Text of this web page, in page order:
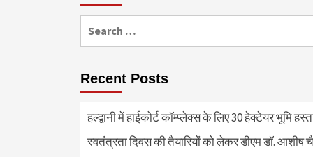
for:
Recent Posts
हल्द्वानी में हाईकोर्ट कॉम्प्लेक्स के लिए 30 हेक्टेयर भूमि
स्वतंत्रता दिवस की तैयारियों को लेकर डीएम डॉ. आशीष